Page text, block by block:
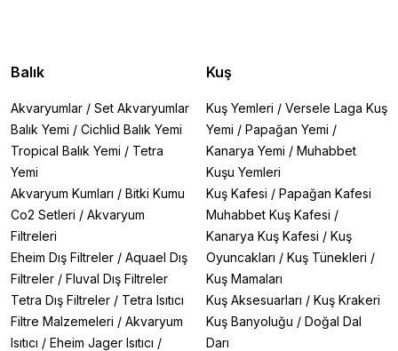
Balık
Akvaryumlar / Set Akvaryumlar
Balık Yemi / Cichlid Balık Yemi
Tropical Balık Yemi / Tetra
Yemi
Akvaryum Kumları / Bitki Kumu
Co2 Setleri / Akvaryum
Filtreleri
Eheim Dış Filtreler / Aquael Dış
Filtreler / Fluval Dış Filtreler
Tetra Dış Filtreler / Tetra Isıtıcı
Filtre Malzemeleri / Akvaryum
Isıtıcı / Eheim Jager Isıtıcı /
Kuş
Kuş Yemleri / Versele Laga Kuş
Yemi / Papağan Yemi /
Kanarya Yemi / Muhabbet
Kuşu Yemleri
Kuş Kafesi / Papağan Kafesi
Muhabbet Kuş Kafesi /
Kanarya Kuş Kafesi / Kuş
Oyuncakları / Kuş Tünekleri /
Kuş Mamaları
Kuş Aksesuarları / Kuş Krakeri
Kuş Banyoluğu / Doğal Dal
Darı